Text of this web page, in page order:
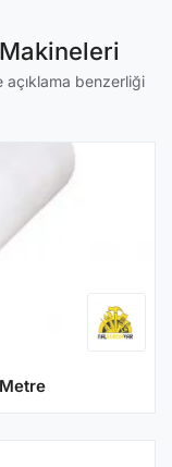
açıklama benzerliği